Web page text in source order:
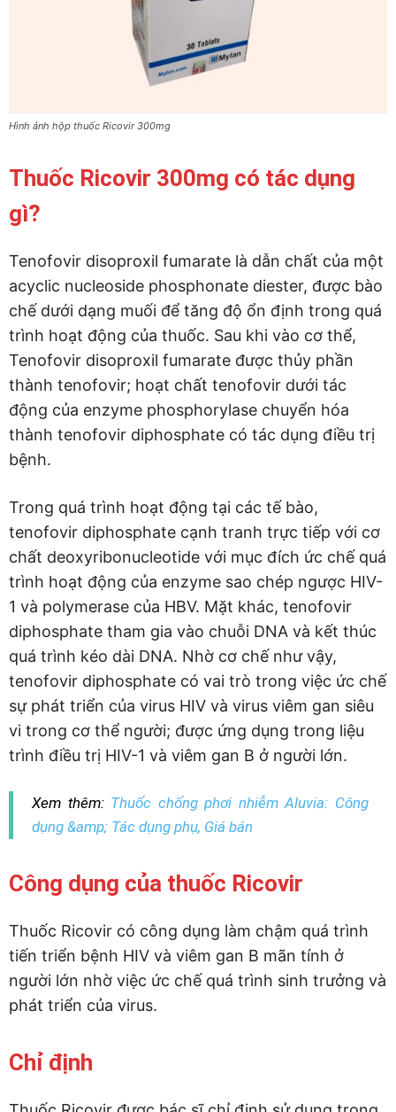
Hình ảnh hộp thuốc Ricovir 300mg
Thuốc Ricovir 300mg có tác dụng
gì?
Tenofovir disoproxil fumarate là dẫn chất của một
acyclic nucleoside phosphonate diester, được bào
chế dưới dạng muối để tăng độ ổn định trong quá
trình hoạt động của thuốc. Sau khi vào cơ thể,
Tenofovir disoproxil fumarate được thủy phần
thành tenofovir; hoạt chất tenofovir dưới tác
động của enzyme phosphorylase chuyển hóa
thành tenofovir diphosphate có tác dụng điều trị
bệnh.
Trong quá trình hoạt động tại các tế bào,
tenofovir diphosphate cạnh tranh trực tiếp với cơ
chất deoxyribonucleotide với mục đích ức chế quá
trình hoạt động của enzyme sao chép ngược HIV-
1 và polymerase của HBV. Mặt khác, tenofovir
diphosphate tham gia vào chuỗi DNA và kết thúc
quá trình kéo dài DNA. Nhờ cơ chế như vậy,
tenofovir diphosphate có vai trò trong việc ức chế
sự phát triển của virus HIV và virus viêm gan siêu
vi trong cơ thể người; được ứng dụng trong liệu
trình điều trị HIV-1 và viêm gan B ở người lớn.
Xem thêm: Thuốc chống phơi nhiễm Aluvia: Công
dụng &amp; Tác dụng phụ, Giá bán
Công dụng của thuốc Ricovir
Thuốc Ricovir có công dụng làm chậm quá trình
tiến triển bệnh HIV và viêm gan B mãn tính ở
người lớn nhờ việc ức chế quá trình sinh trưởng và
phát triển của virus.
Chỉ định